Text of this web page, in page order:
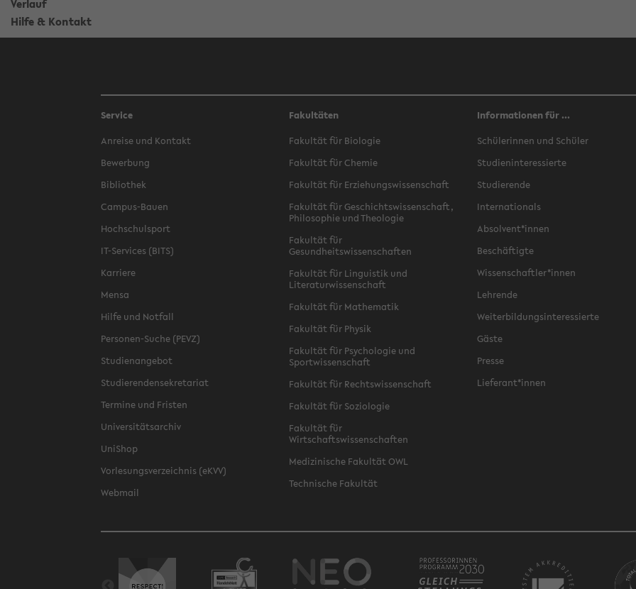
Verlauf
Hilfe & Kontakt
Service
Anreise und Kontakt
Bewerbung
Bibliothek
Campus-Bauen
Hochschulsport
IT-Services (BITS)
Karriere
Mensa
Hilfe und Notfall
Personen-Suche (PEVZ)
Studienangebot
Studierendensekretariat
Termine und Fristen
Universitätsarchiv
UniShop
Vorlesungsverzeichnis (eKVV)
Webmail
Fakultäten
Fakultät für Biologie
Fakultät für Chemie
Fakultät für Erziehungswissenschaft
Fakultät für Geschichtswissenschaft,
Philosophie und Theologie
Fakultät für
Gesundheitswissenschaften
Fakultät für Linguistik und
Literaturwissenschaft
Fakultät für Mathematik
Fakultät für Physik
Fakultät für Psychologie und
Sportwissenschaft
Fakultät für Rechtswissenschaft
Fakultät für Soziologie
Fakultät für
Wirtschaftswissenschaften
Medizinische Fakultät OWL
Technische Fakultät
Informationen für ...
Schülerinnen und Schüler
Studieninteressierte
Studierende
Internationals
Absolvent*innen
Beschäftigte
Wissenschaftler*innen
Lehrende
Weiterbildungsinteressierte
Gäste
Presse
Lieferant*innen